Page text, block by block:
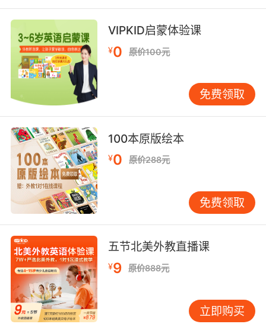
每月生成的《写作发展报告》包含词汇复杂度、
句式多样性等6项维度分析。教育专家联合开发的
家庭写作挑战项目，通过亲子共读、生活观察日
记等任务，将课堂训练延伸至日常场景。北京师
范大学跟踪研究证实，持续参与家庭写作计划的
学员，叙事连贯性指标提升速度加快1.7倍。 在线
英语教育已从技能训练转向核心素养培育，
VIPKID通过构建课程体系-技术支撑-文化浸润-家
校联动四位一体的培养生态，为青少年英语写作
能力发展提供科学路径。未来可进一步探索AI生
成技术在创意启发中的应用，以及多模态评价体
系的完善，助力学习者实现从规范写作到艺术表
达的跨越式成长。
VIPKID启蒙体验课
¥0 原价100元
免费领取
100本原版绘本
¥0 原价288元
免费领取
五节北美外教直播课
¥9 原价888元
立即购买